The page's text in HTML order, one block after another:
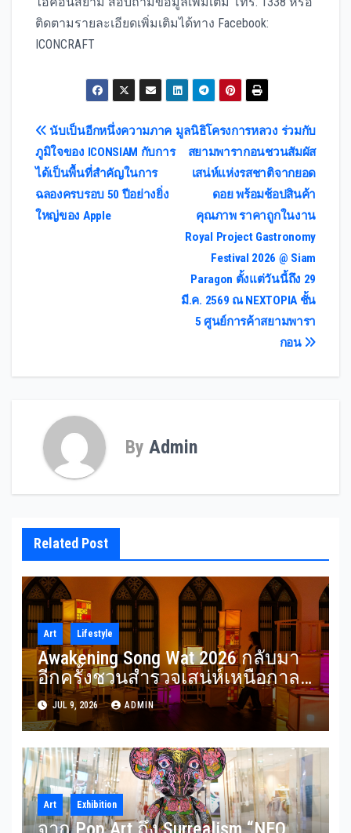
ติดตามรายละเอียดเพิ่มเติมได้ทาง Facebook:
ICONCRAFT
Post
navigation
มูลนิธิโครงการหลวง ร่วมกับ
สยามพารากอนชวนสัมผัส
เสน่ห์แห่งรสชาติจากยอด
ดอย พร้อมช้อปสินค้า
คุณภาพ ราคาถูกในงาน
Royal Project Gastronomy
Festival 2026 @ Siam
Paragon ตั้งแต่วันนี้ถึง 29
มี.ค. 2569 ณ NEXTOPIA ชั้น
5 ศูนย์การค้าสยามพารา
กอน
นับเป็นอีกหนึ่งความภาค
ภูมิใจของ ICONSIAM กับการ
ได้เป็นพื้นที่สำคัญในการ
ฉลองครบรอบ 50 ปีอย่างยิ่ง
ใหญ่ของ Apple
By Admin
Related Post
Art Lifestyle
Awakening Song Wat 2026 กลับมา
อีกครั้งชวนสำรวจเสน่ห์เหนือกาล
เวลาของ ‘ทรงวาด’ ผ่านศิลปะแสง
ไฟ ในธีม “SON(G)EVITY” 3-12
กรกฎาคม 2569
JUL 9, 2026 ADMIN
Art Exhibition